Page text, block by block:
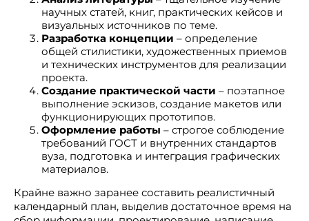
научных статей, книг, практических кейсов и
визуальных источников по теме.
Разработка концепции – определение
общей стилистики, художественных приемов
и технических инструментов для реализации
проекта.
Создание практической части – поэтапное
выполнение эскизов, создание макетов или
функционирующих прототипов.
Оформление работы – строгое соблюдение
требований ГОСТ и внутренних стандартов
вуза, подготовка и интеграция графических
материалов.
Крайне важно заранее составить реалистичный
календарный план, выделив достаточное время на